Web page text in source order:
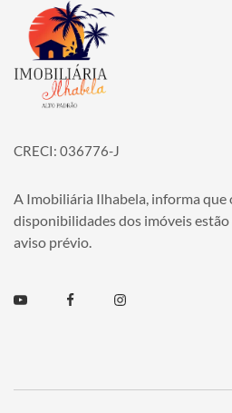
Página inicial
CRECI: 036776-J
A Imobiliária Ilhabela, informa que
disponibilidades dos imóveis
aviso prévio.
Youtube FacebookInstagram